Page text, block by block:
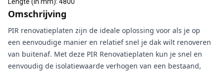
Omschrijving
PIR renovatieplaten zijn de ideale oplossing voor als je op
een eenvoudige manier en relatief snel je dak wilt renoveren
van buitenaf. Met deze PIR Renovatieplaten kun je snel en
eenvoudig de isolatiewaarde verhogen van een bestaand,